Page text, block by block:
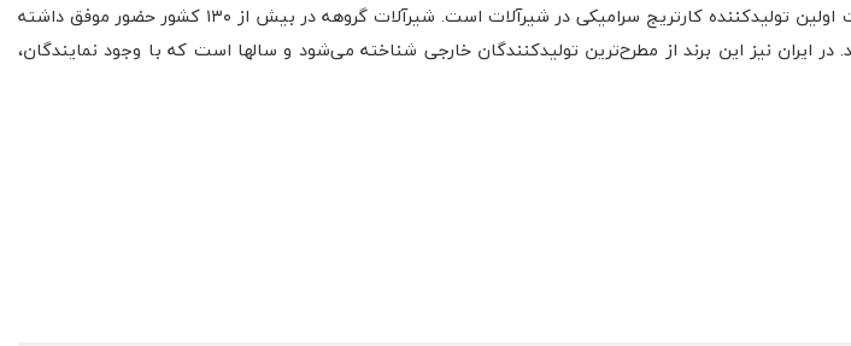
بین المللی شده است و به عنوان یکی از بهترین برندهای آلمانی شناخته می شود همچنین این شرکت اولین تولیدکننده کارتریج سرامیکی در شیرآلات است. شیرآلات گروهه در بیش از ۱۳۰ کشور حضور موفق داشته
هستند. در ایران نیز این برند از مطرح‌ترین تولیدکنندگان خارجی شناخته می‌شود و سالها است که با وجود نمایندگان،